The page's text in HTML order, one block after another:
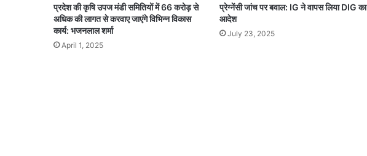
प्रदेश की कृषि उपज मंडी समितियों में 66 करोड़ से
अधिक की लागत से करवाए जाएंगे विभिन्न विकास
कार्य: भजनलाल शर्मा
April 1, 2025
प्रेग्नेंसी जांच पर बवाल: IG ने वापस लिया DIG का
आदेश
July 23, 2025